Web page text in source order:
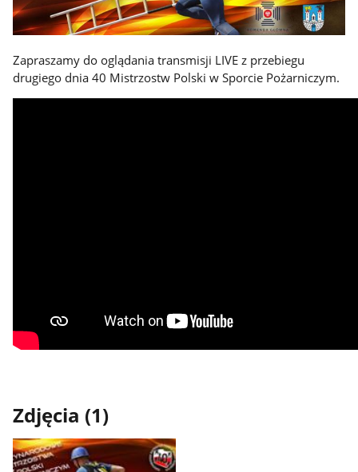
Zapraszamy do oglądania transmisji LIVE z przebiegu
drugiego dnia 40 Mistrzostw Polski w Sporcie Pożarniczym.
Zdjęcia (1)